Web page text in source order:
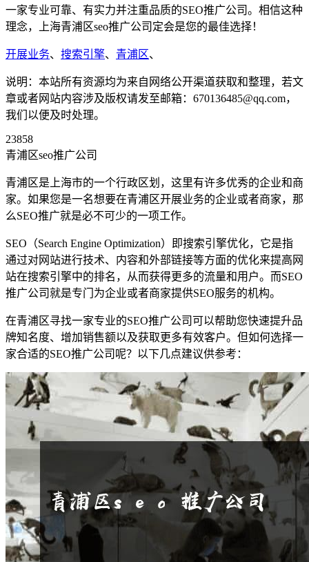
一家专业可靠、有实力并注重品质的SEO推广公司。相信这种
理念，上海青浦区seo推广公司定会是您的最佳选择！
开展业务、 搜索引擎、 青浦区、
说明：本站所有资源均为来自网络公开渠道获取和整理，若文
章或者网站内容涉及版权请发至邮箱：670136485@qq.com，
我们以便及时处理。
23858
青浦区seo推广公司
青浦区是上海市的一个行政区划，这里有许多优秀的企业和商
家。如果您是一名想要在青浦区开展业务的企业或者商家，那
么SEO推广就是必不可少的一项工作。
SEO（Search Engine Optimization）即搜索引擎优化，它是指
通过对网站进行技术、内容和外部链接等方面的优化来提高网
站在搜索引擎中的排名，从而获得更多的流量和用户。而SEO
推广公司就是专门为企业或者商家提供SEO服务的机构。
在青浦区寻找一家专业的SEO推广公司可以帮助您快速提升品
牌知名度、增加销售额以及获取更多有效客户。但如何选择一
家合适的SEO推广公司呢？以下几点建议供参考：